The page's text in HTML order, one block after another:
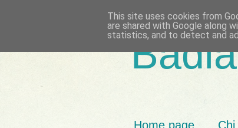
Home page
This site uses cookies from
are shared with Google along
statistics, and to detect and